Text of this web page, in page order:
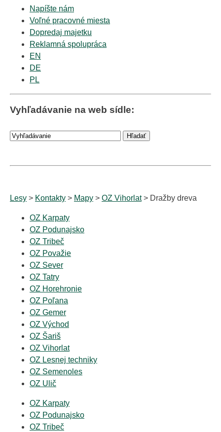
Napíšte nám
Voľné pracovné miesta
Dopredaj majetku
Reklamná spolupráca
EN
DE
PL
Vyhľadávanie na web sídle:
Lesy > Kontakty > Mapy > OZ Vihorlat> Dražby dreva
OZ Karpaty
OZ Podunajsko
OZ Tribeč
OZ Považie
OZ Sever
OZ Tatry
OZ Horehronie
OZ Poľana
OZ Gemer
OZ Východ
OZ Šariš
OZ Vihorlat
OZ Lesnej techniky
OZ Semenoles
OZ Ulič
OZ Karpaty
OZ Podunajsko
OZ Tribeč